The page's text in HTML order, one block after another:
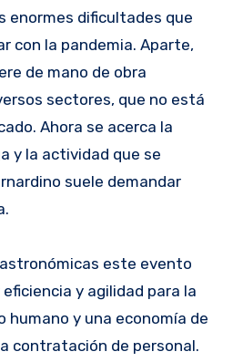
enormes dificultades que
con la pandemia. Aparte,
de mano de obra
sectores, que no está
Ahora se acerca la
y la actividad que se
suele demandar
este evento
y agilidad para la
y una economía de
contratación de personal.